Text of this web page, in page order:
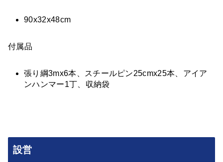
90x32x48cm
付属品
張り綱3mx6本、スチールピン25cmx25本、アイア
ンハンマー1丁、収納袋
設営